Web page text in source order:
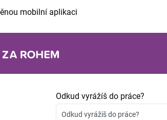
mobilní aplikaci
Odkud vyrážíš do práce?
Odkud vyrážíš do práce?